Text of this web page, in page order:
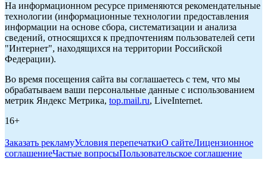
На информационном ресурсе применяются рекомендательные
технологии (информационные технологии предоставления
информации на основе сбора, систематизации и анализа
сведений, относящихся к предпочтениям пользователей сети
"Интернет", находящихся на территории Российской
Федерации).
Во время посещения сайта вы соглашаетесь с тем, что мы
обрабатываем ваши персональные данные с использованием
метрик Яндекс Метрика, top.mail.ru, LiveInternet.
16+
Заказать рекламуУсловия перепечаткиО сайтеЛицензионное
соглашениеЧастые вопросыПользовательское соглашение